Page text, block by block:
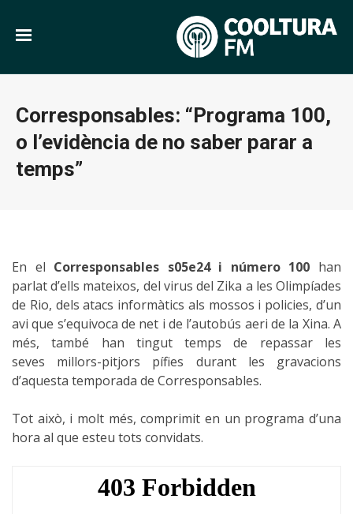
Corresponsables: “Programa 100,
o l’evidència de no saber parar a
temps”
En el Corresponsables s05e24 i número 100 han
parlat d’ells mateixos, del virus del Zika a les Olimpíades
de Rio, dels atacs informàtics als mossos i policies, d’un
avi que s’equivoca de net i de l’autobús aeri de la Xina. A
més, també han tingut temps de repassar les
seves millors-pitjors pífies durant les gravacions
d’aquesta temporada de Corresponsables.
Tot això, i molt més, comprimit en un programa d’una
hora al que esteu tots convidats.